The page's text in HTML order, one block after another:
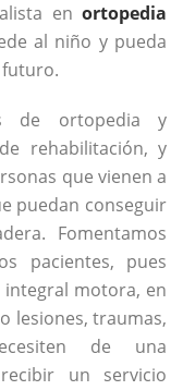
en ortopedia
al niño y pueda
de ortopedia y
rehabilitación, y
que vienen a
puedan conseguir
Fomentamos
pacientes, pues
motora, en
lesiones, traumas,
de una
un servicio